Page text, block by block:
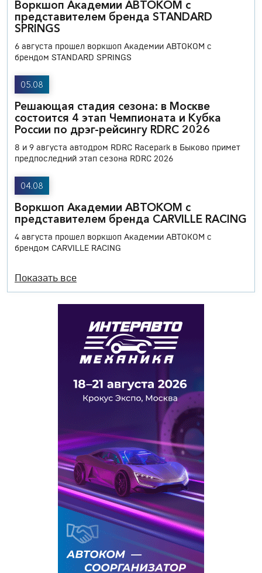
Воркшоп Академии АВТОКОМ с
представителем бренда STANDARD
SPRINGS
6 августа прошел воркшоп Академии АВТОКОМ с
брендом STANDARD SPRINGS
05.08
Решающая стадия сезона: в Москве
состоится 4 этап Чемпионата и Кубка
России по дрэг-рейсингу RDRC 2026
8 и 9 августа автодром RDRC Racepark в Быково примет
предпоследний этап сезона RDRC 2026
04.08
Воркшоп Академии АВТОКОМ с
представителем бренда CARVILLE RACING
4 августа прошел воркшоп Академии АВТОКОМ с
брендом CARVILLE RACING
Показать все